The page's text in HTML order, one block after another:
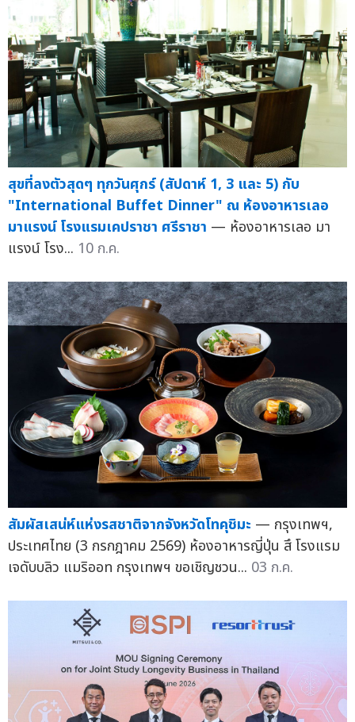
สุขที่ลงตัวสุดๆ ทุกวันศุกร์ (สัปดาห์ 1, 3 และ 5) กับ
"International Buffet Dinner" ณ ห้องอาหารเลอ
มาแรงน์ โรงแรมเคปราชา ศรีราชา — ห้องอาหารเลอ มา
แรงน์ โรง... 10 ก.ค.
สัมผัสเสน่ห์แห่งรสชาติจากจังหวัดโทคุชิมะ — กรุงเทพฯ,
ประเทศไทย (3 กรกฎาคม 2569) ห้องอาหารญี่ปุ่น สึ โรงแรม
เจดับบลิว แมริออท กรุงเทพฯ ขอเชิญชวน... 03 ก.ค.